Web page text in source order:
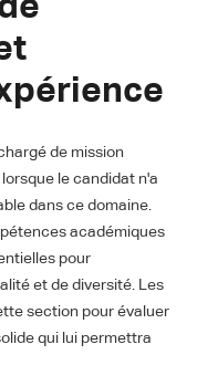
de mission
le candidat n'a
dans ce domaine.
académiques
pour
et de diversité. Les
section pour évaluer
qui lui permettra